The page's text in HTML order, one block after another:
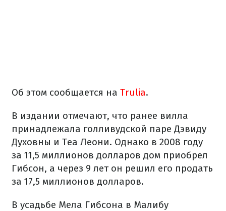
Об этом сообщается на Trulia.
В издании отмечают, что ранее вилла
принадлежала голливудской паре Дэвиду
Духовны и Теа Леони. Однако в 2008 году
за 11,5 миллионов долларов дом приобрел
Гибсон, а через 9 лет он решил его продать
за 17,5 миллионов долларов.
В усадьбе Мела Гибсона в Малибу